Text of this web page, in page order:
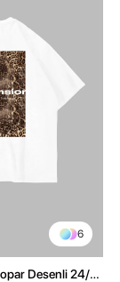
6
Desenli 24/1